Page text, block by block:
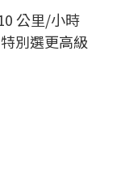
公里/小時
別選更高級